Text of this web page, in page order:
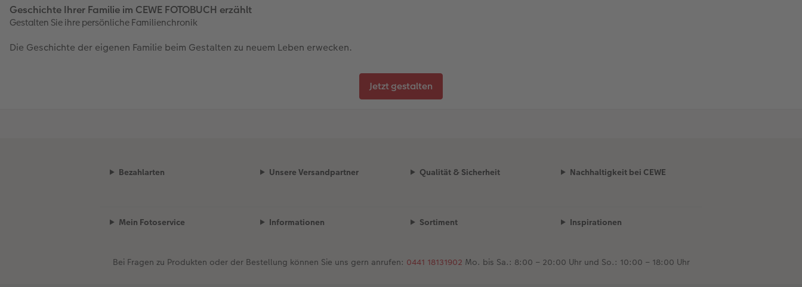
Geschichte Ihrer Familie im CEWE FOTOBUCH erzählt
Gestalten Sie ihre persönliche Familienchronik
Die Geschichte der eigenen Familie beim Gestalten zu neuem Leben erwecken.
Jetzt gestalten
Bezahlarten Unsere Versandpartner Qualität & Sicherheit Nachhaltigkeit bei CEWE
Mein Fotoservice Informationen Sortiment Inspirationen
Bei Fragen zu Produkten oder der Bestellung können Sie uns gern anrufen: 0441 18131902 Mo. bis Sa.: 8:00 – 20:00 Uhr und So.: 10:00 – 18:00 Uhr